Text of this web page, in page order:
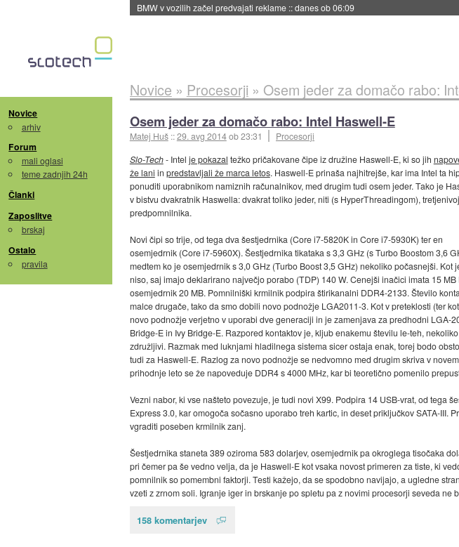
BMW v vozilih začel predvajati reklame ::danes ob 06:09
Novice
arhiv
Forum
mali oglasi
teme zadnjih 24h
Članki
Zaposlitve
brskaj
Ostalo
pravila
Novice » Procesorji » Osem jeder za domačo rabo:
Osem jeder za domačo rabo: Intel Haswell-E
Matej Huš ::29. avg 2014ob 23:31
Procesorji
Slo-Tech- Intel je pokazal težko pričakovane čipe iz družine Haswell-E, ki so jih
že lani in predstavljali že marca letos. Haswell-E prinaša najhitrejše, kar ima Intel ta
ponuditi uporabnikom namiznih računalnikov, med drugim tudi osem jeder. Tako je
v bistvu dvakratnik Haswella: dvakrat toliko jeder, niti (s HyperThreadingom),
predpomnilnika.
Novi čipi so trije, od tega dva šestjedrnika (Core i7-5820K in Core i7-5930K) ter en
osemjedrnik (Core i7-5960X). Šestjedrnika tikataka s 3,3 GHz (s Turbo Boostom 3,6
medtem ko je osemjedrnik s 3,0 GHz (Turbo Boost 3,5 GHz) nekoliko počasnejši.
niso, saj imajo deklarirano največjo porabo (TDP) 140 W. Cenejši inačici imata 15
osemjedrnik 20 MB. Pomnilniški krmilnik podpira štirikanalni DDR4-2133. Število
malce drugače, tako da smo dobili novo podnožje LGA2011-3. Kot v preteklosti (ter
novo podnožje verjetno v uporabi dve generaciji in je zamenjava za predhodni LGA-
Bridge-E in Ivy Bridge-E. Razpored kontaktov je, kljub enakemu številu le-teh,
združljivi. Razmak med luknjami hladilnega sistema sicer ostaja enak, torej bodo
tudi za Haswell-E. Razlog za novo podnožje se nedvomno med drugim skriva v
prihodnje leto se že napoveduje DDR4 s 4000 MHz, kar bi teoretično pomenilo
Vezni nabor, ki vse našteto povezuje, je tudi novi X99. Podpira 14 USB-vrat, od tega
Express 3.0, kar omogoča sočasno uporabo treh kartic, in deset priključkov SATA-
vgraditi poseben krmilnik zanj.
Šestjedrnika staneta 389 oziroma 583 dolarjev, osemjedrnik pa okroglega tisočaka
pri čemer pa še vedno velja, da je Haswell-E kot vsaka novost primeren za tiste, ki
pomnilnik so pomembni faktorji. Testi kažejo, da se spodobno navijajo, a ugledne
vzeti z zrnom soli. Igranje iger in brskanje po spletu pa z novimi procesorji seveda ne
158 komentarjev